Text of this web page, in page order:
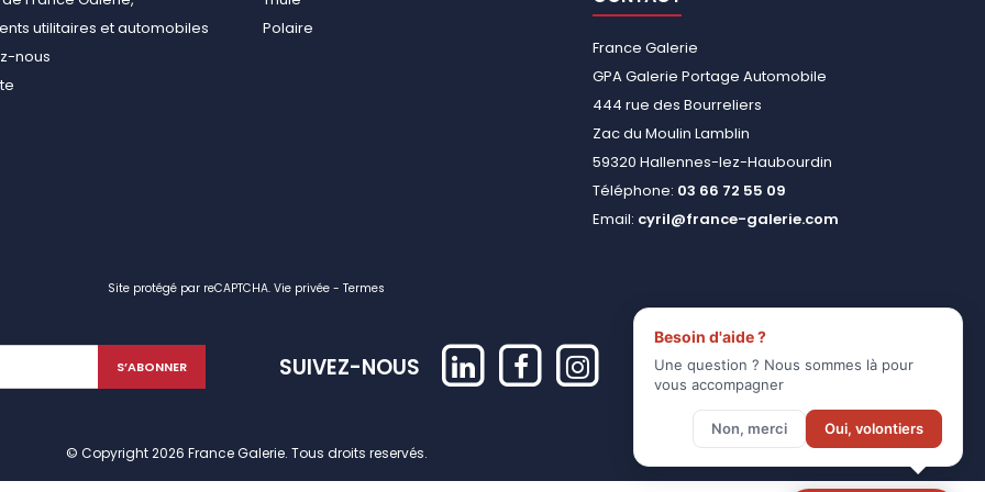
utilitaires et automobiles
nous
Polaire
France Galerie
GPA Galerie Portage Automobile
444 rue des Bourreliers
Zac du Moulin Lamblin
59320 Hallennes-lez-Haubourdin
Téléphone: 03 66 72 55 09
Email: cyril@france-galerie.com
Site protégé par reCAPTCHA. Vie privée - Termes
SUIVEZ-NOUS
© Copyright 2026 France Galerie. Tous droits reservés.
Besoin d'aide ?
Une question ? Nous sommes là pour
vous accompagner
Non, merci Oui, volontiers